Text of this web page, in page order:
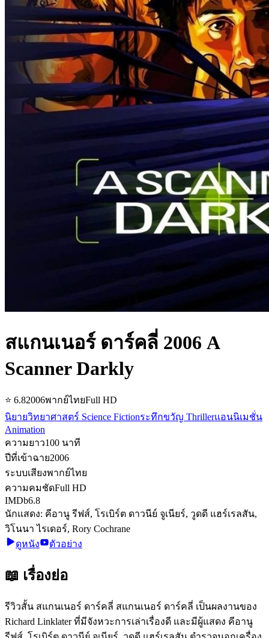
สแกนเนอร์ ดาร์คลี่ 2006 A
Scanner Darkly
⭐ 6.82006พากย์ไทยFull HD
นิยายวิทยาศาสตร์ Science Fictionระทึกขวัญ Thrillerแอนนิเมชั่น
Animation
ความยาว100 นาที
ปีที่เข้าฉาย2006
ระบบเสียงพากย์ไทย
ความคมชัดFull HD
IMDb6.8
นักแสดง: คีอานู รีฟส์, โรเบิร์ต ดาวนีย์ จูเนียร์, วูดดี แฮร์เรลสัน,
วิโนนา ไรเดอร์, Rory Cochrane
ดูหนัง
ตัวอย่าง
📖 เรื่องย่อ
รีวิวสั้น สแกนเนอร์ ดาร์คลี่ สแกนเนอร์ ดาร์คลี่ เป็นผลงานของ
Richard Linklater ที่มีจังหวะการเล่าเรื่องดี และมีผู้แสดง คีอานู